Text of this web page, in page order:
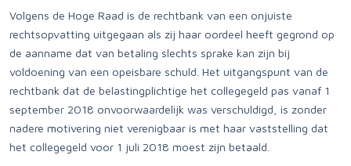
Volgens de Hoge Raad is de rechtbank van een onjuiste
rechtsopvatting uitgegaan als zij haar oordeel heeft gegrond op
de aanname dat van betaling slechts sprake kan zijn bij
voldoening van een opeisbare schuld. Het uitgangspunt van de
rechtbank dat de belastingplichtige het collegegeld pas vanaf 1
september 2018 onvoorwaardelijk was verschuldigd, is zonder
nadere motivering niet verenigbaar is met haar vaststelling dat
het collegegeld voor 1 juli 2018 moest zijn betaald.